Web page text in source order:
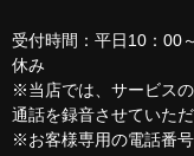
受付時間：平日10：00
休み
※当店では、サービス
通話を録音させていた
※お客様専用の電話番